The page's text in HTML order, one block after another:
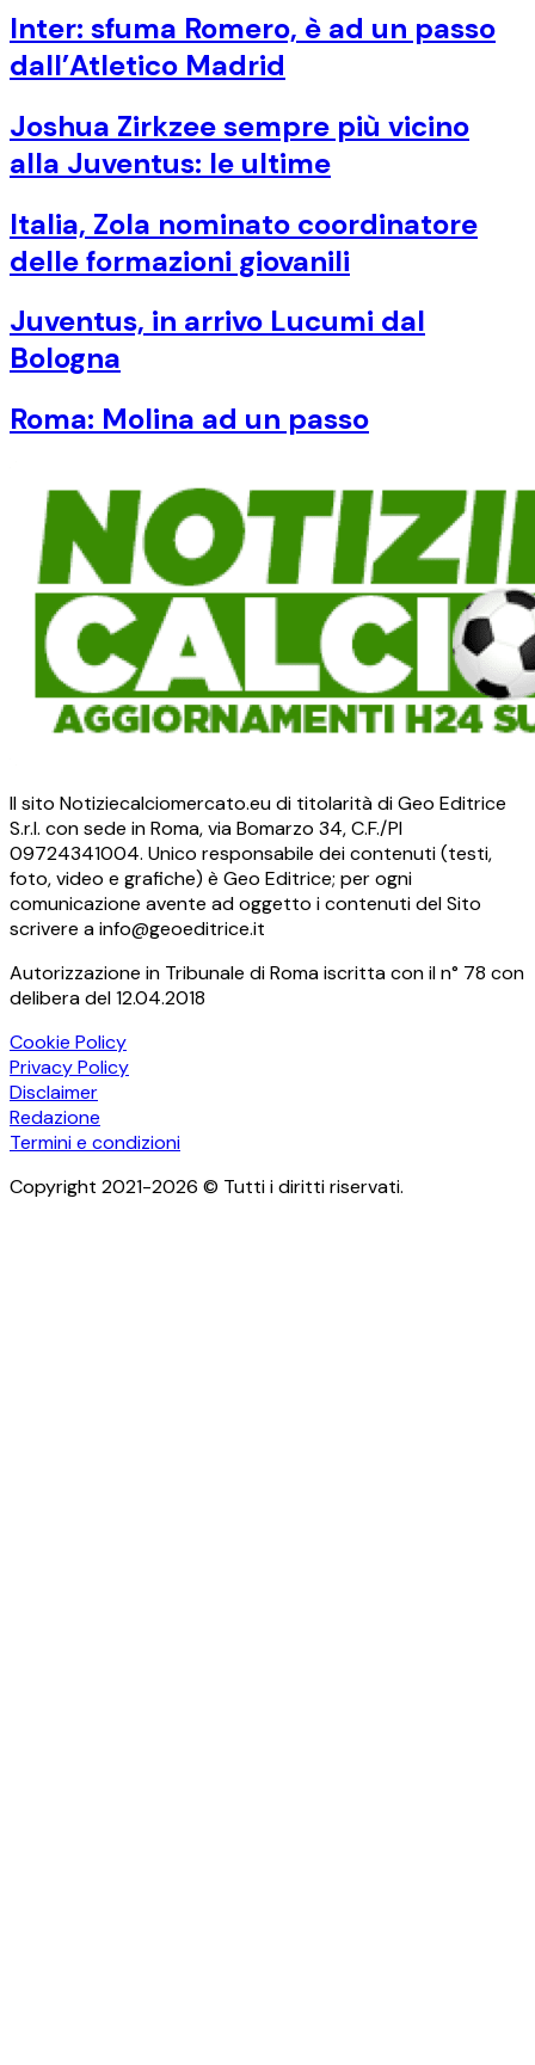
Inter: sfuma Romero, è ad un passo
dall’Atletico Madrid
Joshua Zirkzee sempre più vicino
alla Juventus: le ultime
Italia, Zola nominato coordinatore
delle formazioni giovanili
Juventus, in arrivo Lucumi dal
Bologna
Roma: Molina ad un passo
Il sito Notiziecalciomercato.eu di titolarità di Geo Editrice
S.r.l. con sede in Roma, via Bomarzo 34, C.F./PI
09724341004. Unico responsabile dei contenuti (testi,
foto, video e grafiche) è Geo Editrice; per ogni
comunicazione avente ad oggetto i contenuti del Sito
scrivere a info@geoeditrice.it
Autorizzazione in Tribunale di Roma iscritta con il n° 78 con
delibera del 12.04.2018
Cookie Policy
Privacy Policy
Disclaimer
Redazione
Termini e condizioni
Copyright 2021-2026 © Tutti i diritti riservati.